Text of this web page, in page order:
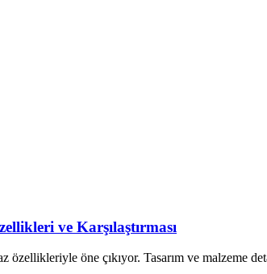
ve Karşılaştırması
öne çıkıyor. Tasarım ve malzeme